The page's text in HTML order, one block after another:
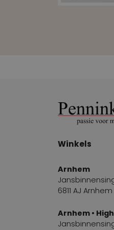
Winkels
Arnhem
6811 AJ Arnhem
Arnhem •